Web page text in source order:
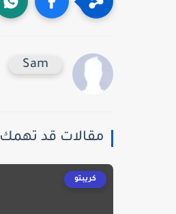
Sam
مقالات قد تهمك
كريبتو